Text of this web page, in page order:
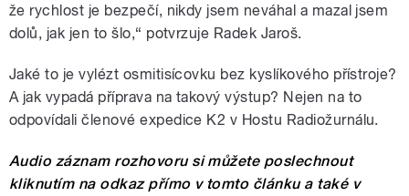
že rychlost je bezpečí, nikdy jsem neváhal a mazal jsem
dolů, jak jen to šlo,“ potvrzuje Radek Jaroš.
Jaké to je vylézt osmitisícovku bez kyslíkového přístroje?
A jak vypadá příprava na takový výstup? Nejen na to
odpovídali členové expedice K2 v Hostu Radiožurnálu.
Audio záznam rozhovoru si můžete poslechnout
kliknutím na odkaz přímo v tomto článku a také v